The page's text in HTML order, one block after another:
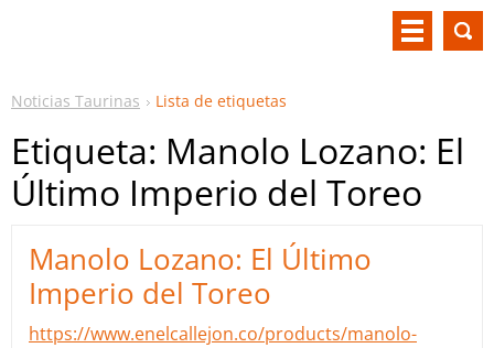
Noticias Taurinas Lista de etiquetas
Etiqueta: Manolo Lozano: El
Último Imperio del Toreo
Manolo Lozano: El Último
Imperio del Toreo
https://www.enelcallejon.co/products/manolo-